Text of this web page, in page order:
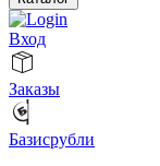
Вход
Заказы
Базисрубли